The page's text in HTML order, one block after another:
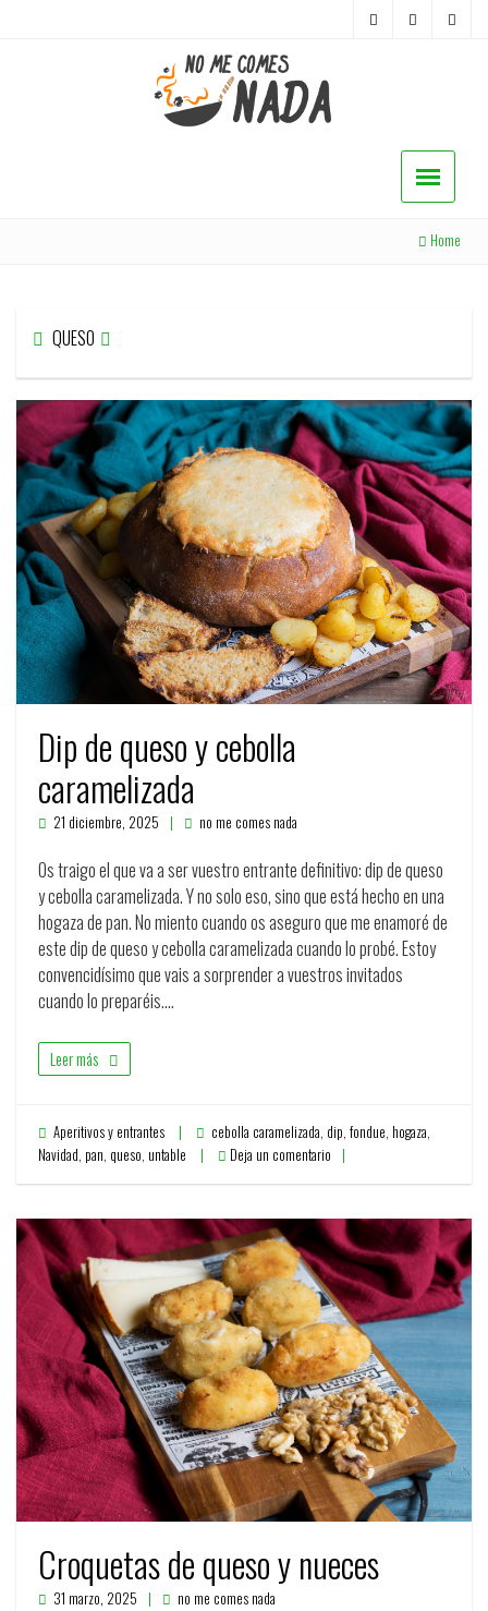
Home
QUESO
Dip de queso y cebolla
caramelizada
21 diciembre, 2025 no me comes nada
Os traigo el que va a ser vuestro entrante definitivo: dip de queso
y cebolla caramelizada. Y no solo eso, sino que está hecho en una
hogaza de pan. No miento cuando os aseguro que me enamoré de
este dip de queso y cebolla caramelizada cuando lo probé. Estoy
convencidísimo que vais a sorprender a vuestros invitados
cuando lo preparéis.…
Leer más
Aperitivos y entrantes cebolla caramelizada, dip, fondue, hogaza,
Navidad, pan, queso, untable Deja un comentario
Croquetas de queso y nueces
31 marzo, 2025 no me comes nada